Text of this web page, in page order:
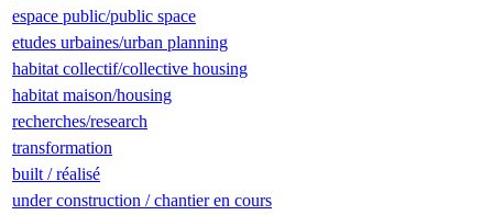
espace public/public space
etudes urbaines/urban planning
habitat collectif/collective housing
habitat maison/housing
recherches/research
transformation
built / réalisé
under construction / chantier en cours